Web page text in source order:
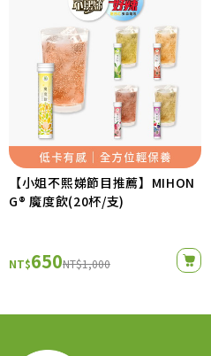
【小姐不熙娣節目推薦】MIHON
G® 魔度飲(20杯/支)
NT$650NT$1,000